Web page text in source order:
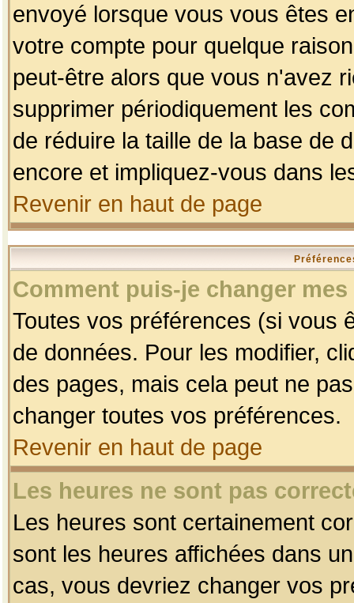
envoyé lorsque vous vous êtes
votre compte pour quelque
peut-être alors que vous n'avez
supprimer périodiquement les
de réduire la taille de la base de
encore et impliquez-vous dans
Revenir en haut de page
Comment puis-je changer
Toutes vos préférences (si vous
de données. Pour les modifier,
des pages, mais cela peut ne
changer toutes vos préférences.
Revenir en haut de page
Les heures ne sont pas
Les heures sont certainement
sont les heures affichées dans
cas, vous devriez changer vos